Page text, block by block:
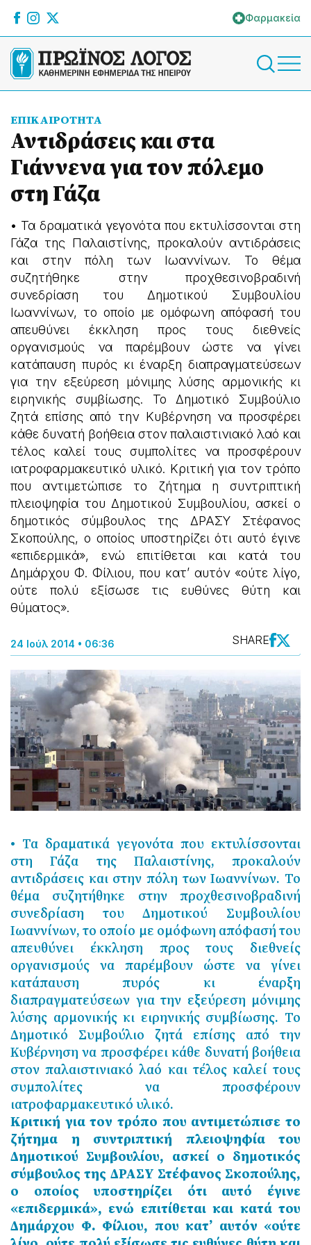
Φαρμακεία
ΕΠΙΚΑΙΡΟΤΗΤΑ
Αντιδράσεις και στα
Γιάννενα για τον πόλεμο
στη Γάζα
• Τα δραματικά γεγονότα που εκτυλίσσονται στη
Γάζα της Παλαιστίνης, προκαλούν αντιδράσεις
και στην πόλη των Ιωαννίνων. Το θέμα
συζητήθηκε στην προχθεσινοβραδινή
συνεδρίαση του Δημοτικού Συμβουλίου
Ιωαννίνων, το οποίο με ομόφωνη απόφασή του
απευθύνει έκκληση προς τους διεθνείς
οργανισμούς να παρέμβουν ώστε να γίνει
κατάπαυση πυρός κι έναρξη διαπραγματεύσεων
για την εξεύρεση μόνιμης λύσης αρμονικής κι
ειρηνικής συμβίωσης. Το Δημοτικό Συμβούλιο
ζητά επίσης από την Κυβέρνηση να προσφέρει
κάθε δυνατή βοήθεια στον παλαιστινιακό λαό και
τέλος καλεί τους συμπολίτες να προσφέρουν
ιατροφαρμακευτικό υλικό. Κριτική για τον τρόπο
που αντιμετώπισε το ζήτημα η συντριπτική
πλειοψηφία του Δημοτικού Συμβουλίου, ασκεί ο
δημοτικός σύμβουλος της ΔΡΑΣΥ Στέφανος
Σκοπούλης, ο οποίος υποστηρίζει ότι αυτό έγινε
«επιδερμικά», ενώ επιτίθεται και κατά του
Δημάρχου Φ. Φίλιου, που κατ’ αυτόν «ούτε λίγο,
ούτε πολύ εξίσωσε τις ευθύνες θύτη και
θύματος».
24 Ιούλ 2014 • 06:36 SHARE
• Τα δραματικά γεγονότα που εκτυλίσσονται
στη Γάζα της Παλαιστίνης, προκαλούν
αντιδράσεις και στην πόλη των Ιωαννίνων. Το
θέμα συζητήθηκε στην προχθεσινοβραδινή
συνεδρίαση του Δημοτικού Συμβουλίου
Ιωαννίνων, το οποίο με ομόφωνη απόφασή του
απευθύνει έκκληση προς τους διεθνείς
οργανισμούς να παρέμβουν ώστε να γίνει
κατάπαυση πυρός κι έναρξη
διαπραγματεύσεων για την εξεύρεση μόνιμης
λύσης αρμονικής κι ειρηνικής συμβίωσης. Το
Δημοτικό Συμβούλιο ζητά επίσης από την
Κυβέρνηση να προσφέρει κάθε δυνατή βοήθεια
στον παλαιστινιακό λαό και τέλος καλεί τους
συμπολίτες να προσφέρουν
ιατροφαρμακευτικό υλικό.
Κριτική για τον τρόπο που αντιμετώπισε το
ζήτημα η συντριπτική πλειοψηφία του
Δημοτικού Συμβουλίου, ασκεί ο δημοτικός
σύμβουλος της ΔΡΑΣΥ Στέφανος Σκοπούλης,
ο οποίος υποστηρίζει ότι αυτό έγινε
«επιδερμικά», ενώ επιτίθεται και κατά του
Δημάρχου Φ. Φίλιου, που κατ’ αυτόν «ούτε